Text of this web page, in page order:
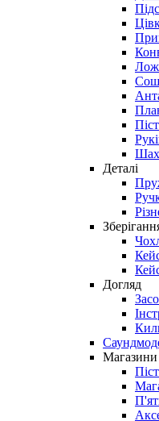
Деталі
Догляд
Магазини